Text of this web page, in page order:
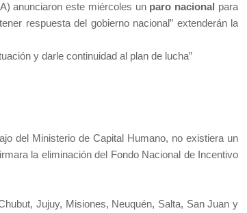
anunciaron este miércoles un paro nacional para
respuesta del gobierno nacional” extenderán la
y darle continuidad al plan de lucha”
del Ministerio de Capital Humano, no existiera un
la eliminación del Fondo Nacional de Incentivo
Jujuy, Misiones, Neuquén, Salta, San Juan y